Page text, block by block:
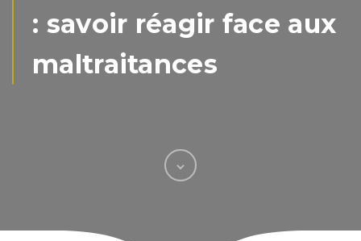
: savoir réagir face aux
maltraitances